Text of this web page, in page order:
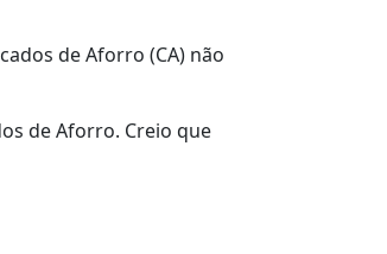
de Aforro (CA) não
de Aforro. Creio que